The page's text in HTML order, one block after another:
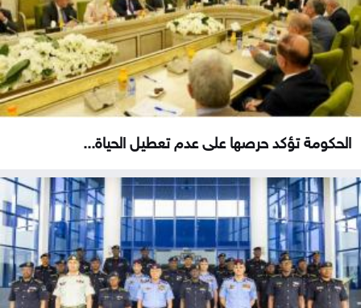
الحكومة تؤكد حرصها على عدم تعطيل الحياة...